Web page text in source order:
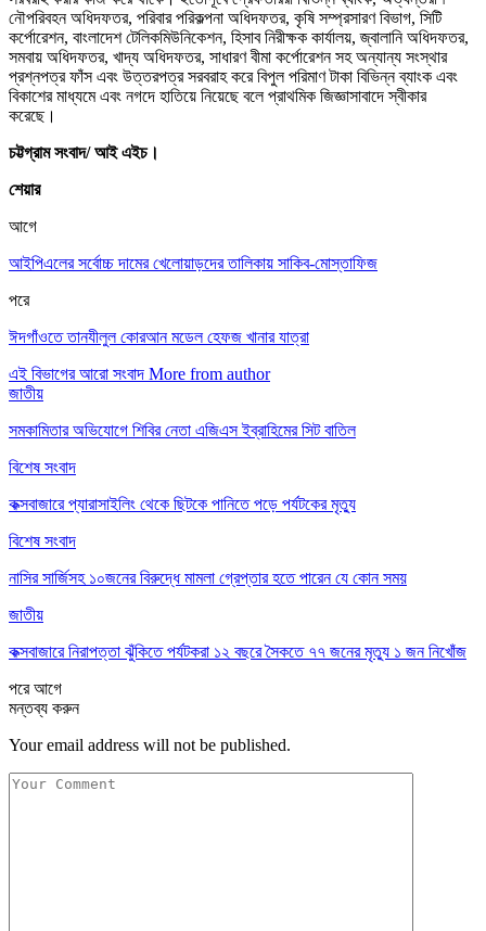
নৌপরিবহন অধিদফতর, পরিবার পরিকল্পনা অধিদফতর, কৃষি সম্প্রসারণ বিভাগ, সিটি
কর্পোরেশন, বাংলাদেশ টেলিকমিউনিকেশন, হিসাব নিরীক্ষক কার্যালয়, জ্বালানি অধিদফতর,
সমবায় অধিদফতর, খাদ্য অধিদফতর, সাধারণ বীমা কর্পোরেশন সহ অন্যান্য সংস্থার
প্রশ্নপত্র ফাঁস এবং উত্তরপত্র সরবরাহ করে বিপুল পরিমাণ টাকা বিভিন্ন ব্যাংক এবং
বিকাশের মাধ্যমে এবং নগদে হাতিয়ে নিয়েছে বলে প্রাথমিক জিজ্ঞাসাবাদে স্বীকার
করেছে।
চট্টগ্রাম সংবাদ/ আই এইচ।
শেয়ার
আগে
আইপিএলের সর্বোচ্চ দামের খেলোয়াড়দের তালিকায় সাকিব-মোস্তাফিজ
পরে
ঈদগাঁওতে তানযীলুল কোরআন মডেল হেফজ খানার যাত্রা
এই বিভাগের আরো সংবাদ More from author
জাতীয়
সমকামিতার অভিযোগে শিবির নেতা এজিএস ইব্রাহিমের সিট বাতিল
বিশেষ সংবাদ
কক্সবাজারে প্যারাসাইলিং থেকে ছিটকে পানিতে পড়ে পর্যটকের মৃত্যু
বিশেষ সংবাদ
নাসির সার্জিসহ ১০জনের বিরুদ্ধে মামলা গ্রেপ্তার হতে পারেন যে কোন সময়
জাতীয়
কক্সবাজারে নিরাপত্তা ঝুঁকিতে পর্যটকরা ১২ বছরে সৈকতে ৭৭ জনের মৃত্যু ১ জন নিখোঁজ
পরেআগে
মন্তব্য করুন
Your email address will not be published.